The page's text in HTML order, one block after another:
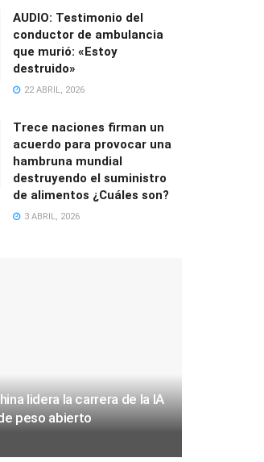
AUDIO: Testimonio del
conductor de ambulancia
que murió: «Estoy
destruido»
22 ABRIL, 2026
Trece naciones firman un
acuerdo para provocar una
hambruna mundial
destruyendo el suministro
de alimentos ¿Cuáles son?
3 ABRIL, 2026
lidera la carrera de la IA
peso abierto